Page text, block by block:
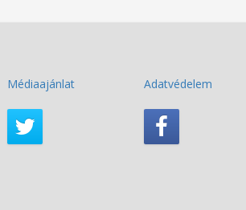
Médiaajánlat Adatvédelem